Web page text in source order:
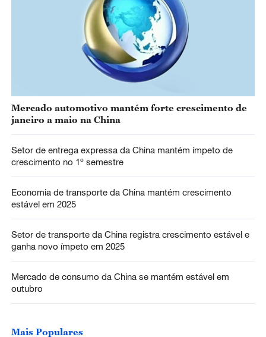
Mercado automotivo mantém forte crescimento de
janeiro a maio na China
Setor de entrega expressa da China mantém ímpeto de
crescimento no 1º semestre
Economia de transporte da China mantém crescimento
estável em 2025
Setor de transporte da China registra crescimento estável e
ganha novo ímpeto em 2025
Mercado de consumo da China se mantém estável em
outubro
Mais Populares